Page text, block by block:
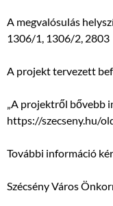
A megvalósulás
1306/1, 1306/2, 2803
A projekt tervezett
„A projektről bővebb
https://szecseny.hu/
További információ
Szécsény Város